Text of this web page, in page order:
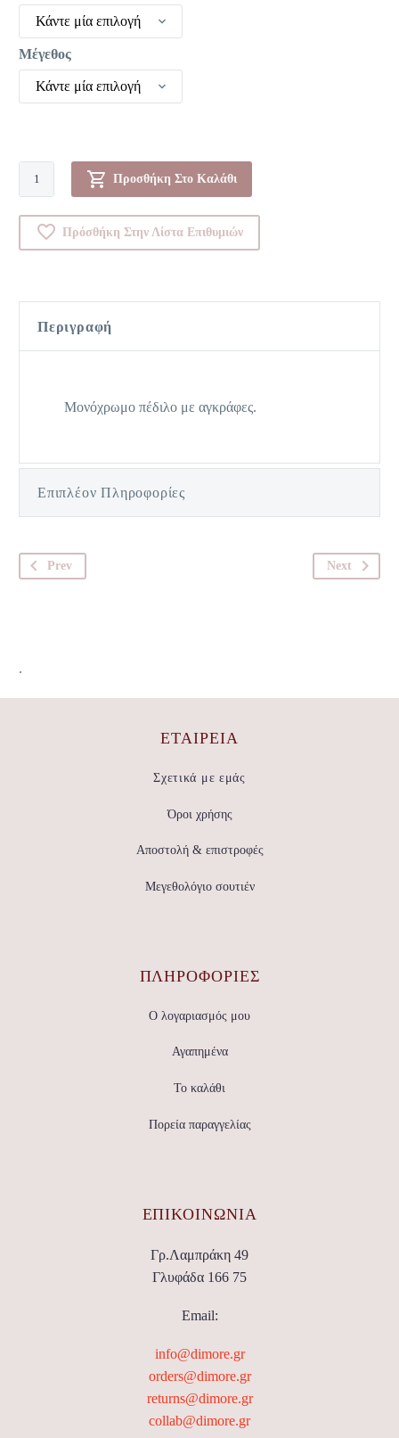
Κάντε μία επιλογή
Μέγεθος
Κάντε μία επιλογή
Πέδιλα-00090525
ποσότητα
Προσθήκη Στο Καλάθι
Πρόσθήκη Στην Λίστα Επιθυμιών
Περιγραφή
Μονόχρωμο πέδιλο με αγκράφες.
Επιπλέον Πληροφορίες
Prev Next
.
ΕΤΑΙΡΕΊΑ
Σχετικά με εμάς
Όροι χρήσης
Αποστολή & επιστροφές
Μεγεθολόγιο σουτιέν
ΠΛΗΡΟΦΟΡΙΕΣ
Ο λογαριασμός μου
Αγαπημένα
Το καλάθι
Πορεία παραγγελίας
ΕΠΙΚΟΙΝΩΝΊΑ
Γρ.Λαμπράκη 49
Γλυφάδα 166 75
Email:
info@dimore.gr
orders@dimore.gr
returns@dimore.gr
collab@dimore.gr